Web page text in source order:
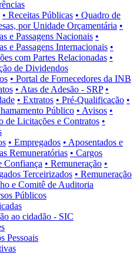
• Receitas Públicas • Quadro de
por Unidade Orçamentária •
e Passagens Nacionais •
e Passagens Internacionais •
com Partes Relacionadas •
de Dividendos
• Portal de Fornecedores da INB
• Atas de Adesão - SRP •
• Extratos • Pré-Qualificação •
Público • Avisos •
de Licitações e Contratos •
• Empregados • Aposentados e
Remuneratórias • Cargos
Confiança • Remuneração •
Terceirizados • Remuneração
e Comitê de Auditoria
Públicos
ao cidadão - SIC
Pessoais